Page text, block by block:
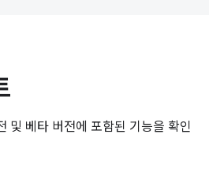
및 베타 버전에 포함된 기능을 확인